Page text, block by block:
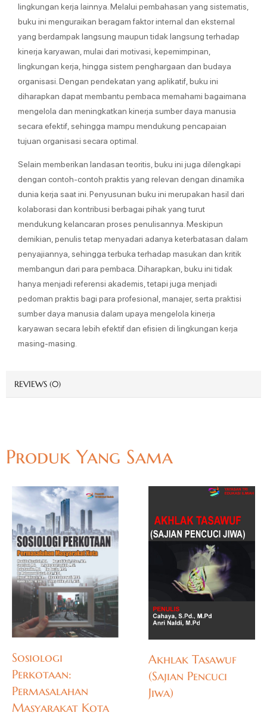
lingkungan kerja lainnya. Melalui pembahasan yang sistematis,
buku ini menguraikan beragam faktor internal dan eksternal
yang berdampak langsung maupun tidak langsung terhadap
kinerja karyawan, mulai dari motivasi, kepemimpinan,
lingkungan kerja, hingga sistem penghargaan dan budaya
organisasi. Dengan pendekatan yang aplikatif, buku ini
diharapkan dapat membantu pembaca memahami bagaimana
mengelola dan meningkatkan kinerja sumber daya manusia
secara efektif, sehingga mampu mendukung pencapaian
tujuan organisasi secara optimal.
Selain memberikan landasan teoritis, buku ini juga dilengkapi
dengan contoh-contoh praktis yang relevan dengan dinamika
dunia kerja saat ini. Penyusunan buku ini merupakan hasil dari
kolaborasi dan kontribusi berbagai pihak yang turut
mendukung kelancaran proses penulisannya. Meskipun
demikian, penulis tetap menyadari adanya keterbatasan dalam
penyajiannya, sehingga terbuka terhadap masukan dan kritik
membangun dari para pembaca. Diharapkan, buku ini tidak
hanya menjadi referensi akademis, tetapi juga menjadi
pedoman praktis bagi para profesional, manajer, serta praktisi
sumber daya manusia dalam upaya mengelola kinerja
karyawan secara lebih efektif dan efisien di lingkungan kerja
masing-masing.
REVIEWS (0)
Produk Yang Sama
Sosiologi
Perkotaan:
Permasalahan
Masyarakat Kota
Akhlak Tasawuf
(Sajian Pencuci
Jiwa)